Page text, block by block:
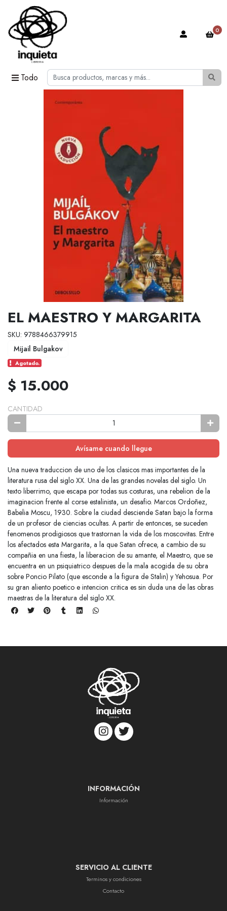
Todo
0
EL MAESTRO Y MARGARITA
SKU: 9788466379915
Mijail Bulgakov
Agotado.
$ 15.000
CANTIDAD
Avísame cuando llegue
Una nueva traduccion de uno de los clasicos mas importantes de la
literatura rusa del siglo XX. Una de las grandes novelas del siglo. Un
texto liberrimo, que escapa por todas sus costuras, una rebelion de la
imaginacion frente al corse estalinista, un desafio. Marcos Ordoñez,
Babelia Moscu, 1930. Sobre la ciudad desciende Satan bajo la forma
de un profesor de ciencias ocultas. A partir de entonces, se suceden
fenomenos prodigiosos que trastornan la vida de los moscovitas. Entre
los afectados esta Margarita, a la que Satan ofrece, a cambio de su
compañia en una fiesta, la liberacion de su amante, el Maestro, que se
encuentra en un psiquiatrico despues de la mala acogida de su obra
sobre Poncio Pilato (que esconde a la figura de Stalin) y Yehosua. Por
su gran aliento poetico e intencion critica es sin duda una de las obras
maestras de la literatura del siglo XX.
INFORMACIÓN
Información
SERVICIO AL CLIENTE
Terminos y condiciones
Contacto